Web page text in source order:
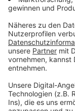
Anzeige
Damit die
wie möglich
in der
Fahrspuren
Brücke bleibt